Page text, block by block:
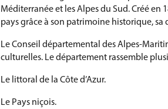
Méditerranée et les Alpes du Sud. Créé
pays grâce à son patrimoine historique,
Le Conseil départemental des Alpes-
culturelles. Le département rassemble
Le littoral de la Côte d’Azur.
Le Pays niçois.